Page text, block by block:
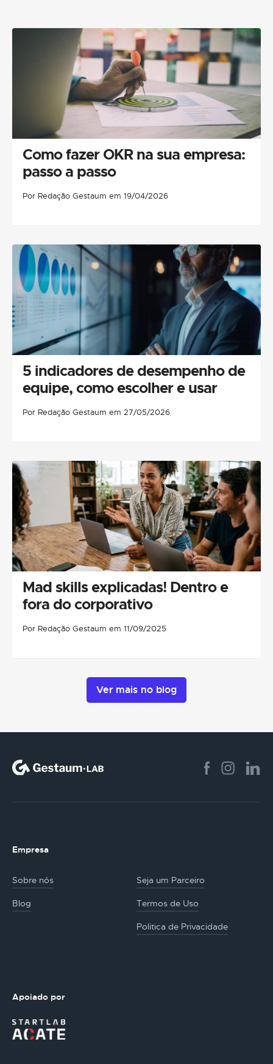
Como fazer OKR na sua empresa:
passo a passo
Por Redação Gestaum em 19/04/2026
5 indicadores de desempenho de
equipe, como escolher e usar
Por Redação Gestaum em 27/05/2026
Mad skills explicadas! Dentro e
fora do corporativo
Por Redação Gestaum em 11/09/2025
Ver mais no blog
Empresa
Sobre nós Seja um Parceiro
Blog Termos de Uso
Politica de Privacidade
Apoiado por